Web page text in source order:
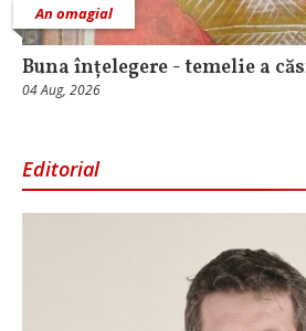
An omagial
Buna înțelegere - temelie a
04 Aug, 2026
Editorial